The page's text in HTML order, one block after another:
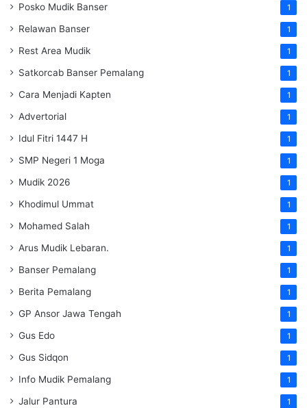
Posko Mudik Banser 1
Relawan Banser 1
Rest Area Mudik 1
Satkorcab Banser Pemalang 1
Cara Menjadi Kapten 1
Advertorial 1
Idul Fitri 1447 H 1
SMP Negeri 1 Moga 1
Mudik 2026 1
Khodimul Ummat 1
Mohamed Salah 1
Arus Mudik Lebaran. 1
Banser Pemalang 1
Berita Pemalang 1
GP Ansor Jawa Tengah 1
Gus Edo 1
Gus Sidqon 1
Info Mudik Pemalang 1
Jalur Pantura 1